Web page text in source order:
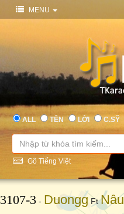
MENU
ALL TÊN LỜI C.SỸ
Gõ Tiếng Việt
3107-3 - Duongg FtNâu